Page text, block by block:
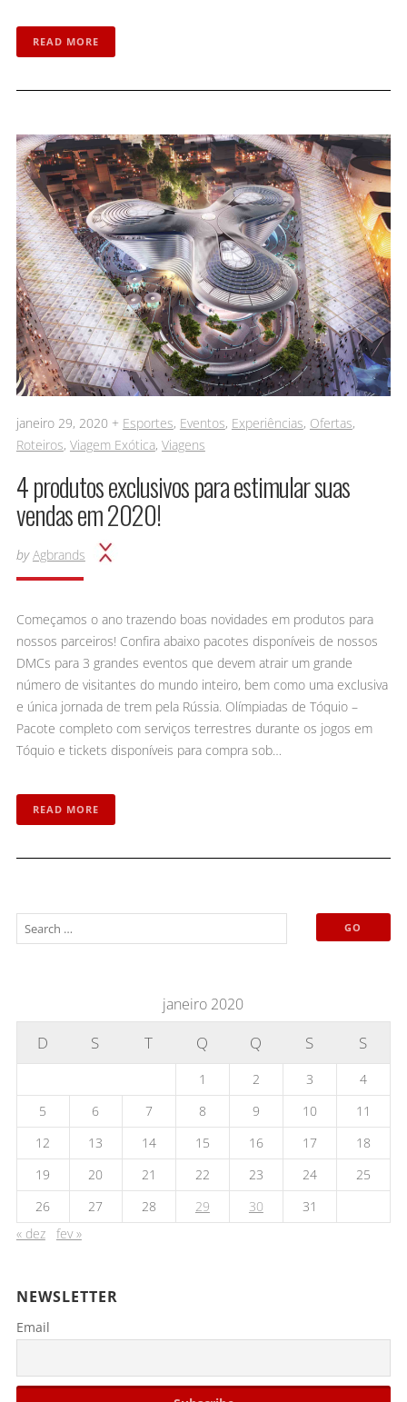
READ MORE
janeiro 29, 2020 + Esportes, Eventos, Experiências, Ofertas,
Roteiros, Viagem Exótica, Viagens
4 produtos exclusivos para estimular suas
vendas em 2020!
by Agbrands
Começamos o ano trazendo boas novidades em produtos para
nossos parceiros! Confira abaixo pacotes disponíveis de nossos
DMCs para 3 grandes eventos que devem atrair um grande
número de visitantes do mundo inteiro, bem como uma exclusiva
e única jornada de trem pela Rússia. Olímpiadas de Tóquio –
Pacote completo com serviços terrestres durante os jogos em
Tóquio e tickets disponíveis para compra sob…
READ MORE
janeiro 2020
D S T Q Q S S
1 2 3
4
5
6 7 8 9 10
11
12
13 14 15 16 17
18
19
20 21 22 23 24
25
26
27 28 29 30
31
« dez
fev »
NEWSLETTER
Email